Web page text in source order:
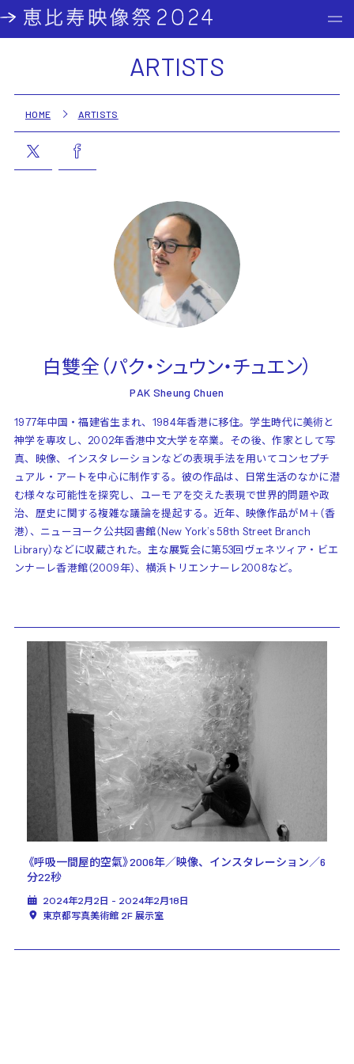
ARTISTS
HOME ARTISTS
白雙全（パク・シュウン・チュエン）
PAK Sheung Chuen
1977年中国・福建省生まれ、1984年香港に移住。学生時代に美術と
神学を専攻し、2002年香港中文大学を卒業。その後、作家として写
真、映像、インスタレーションなどの表現手法を用いてコンセプチ
ュアル・アートを中心に制作する。彼の作品は、日常生活のなかに潜
む様々な可能性を探究し、ユーモアを交えた表現で世界的問題や政
治、歴史に関する複雑な議論を提起する。近年、映像作品がＭ＋（香
港）、ニューヨーク公共図書館（New York’s 58th Street Branch
Library）などに収蔵された。主な展覧会に第53回ヴェネツィア・ビエ
ンナーレ香港館（2009年）、横浜トリエンナーレ2008など。
《呼吸一間屋的空氣》2006年／映像、インスタレーション／6
分22秒
2024年2月2日 - 2024年2月18日
東京都写真美術館 2F 展示室